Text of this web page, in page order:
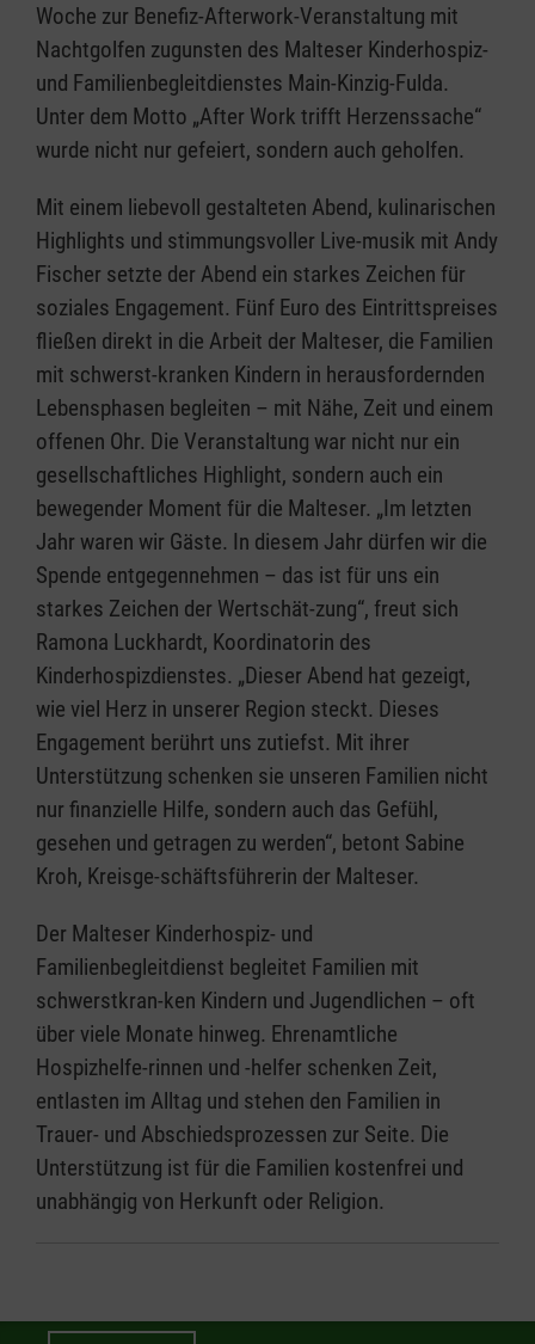
Woche zur Benefiz-Afterwork-Veranstaltung mit
Nachtgolfen zugunsten des Malteser Kinderhospiz-
und Familienbegleitdienstes Main-Kinzig-Fulda.
Unter dem Motto „After Work trifft Herzenssache“
wurde nicht nur gefeiert, sondern auch geholfen.
Mit einem liebevoll gestalteten Abend, kulinarischen
Highlights und stimmungsvoller Live-musik mit Andy
Fischer setzte der Abend ein starkes Zeichen für
soziales Engagement. Fünf Euro des Eintrittspreises
fließen direkt in die Arbeit der Malteser, die Familien
mit schwerst-kranken Kindern in herausfordernden
Lebensphasen begleiten – mit Nähe, Zeit und einem
offenen Ohr. Die Veranstaltung war nicht nur ein
gesellschaftliches Highlight, sondern auch ein
bewegender Moment für die Malteser. „Im letzten
Jahr waren wir Gäste. In diesem Jahr dürfen wir die
Spende entgegennehmen – das ist für uns ein
starkes Zeichen der Wertschät-zung“, freut sich
Ramona Luckhardt, Koordinatorin des
Kinderhospizdienstes. „Dieser Abend hat gezeigt,
wie viel Herz in unserer Region steckt. Dieses
Engagement berührt uns zutiefst. Mit ihrer
Unterstützung schenken sie unseren Familien nicht
nur finanzielle Hilfe, sondern auch das Gefühl,
gesehen und getragen zu werden“, betont Sabine
Kroh, Kreisge-schäftsführerin der Malteser.
Der Malteser Kinderhospiz- und
Familienbegleitdienst begleitet Familien mit
schwerstkran-ken Kindern und Jugendlichen – oft
über viele Monate hinweg. Ehrenamtliche
Hospizhelfe-rinnen und -helfer schenken Zeit,
entlasten im Alltag und stehen den Familien in
Trauer- und Abschiedsprozessen zur Seite. Die
Unterstützung ist für die Familien kostenfrei und
unabhängig von Herkunft oder Religion.